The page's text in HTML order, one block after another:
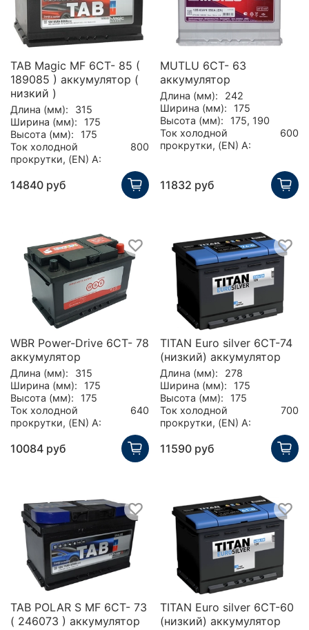
TAB Magic MF 6CT- 85 (
189085 ) аккумулятор (
низкий )
Длина (мм):
315
Ширина (мм):
175
Высота (мм):
175
Ток холодной
прокрутки, (EN) А:
800
14840 руб
MUTLU 6СТ- 63
аккумулятор
Длина (мм):
242
Ширина (мм):
175
Высота (мм):
175, 190
Ток холодной
прокрутки, (EN) А:
600
11832 руб
WBR Power-Drive 6CT- 78
аккумулятор
Длина (мм):
315
Ширина (мм):
175
Высота (мм):
175
Ток холодной
прокрутки, (EN) А:
640
10084 руб
TITAN Euro silver 6СТ-74
(низкий) аккумулятор
Длина (мм):
278
Ширина (мм):
175
Высота (мм):
175
Ток холодной
прокрутки, (EN) А:
700
11590 руб
TAB POLAR S MF 6CT- 73
( 246073 ) аккумулятор
TITAN Euro silver 6СТ-60
(низкий) аккумулятор